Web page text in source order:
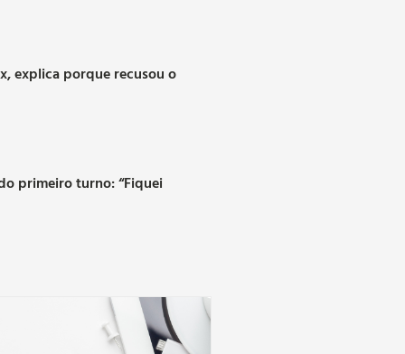
explica porque recusou o
primeiro turno: “Fiquei